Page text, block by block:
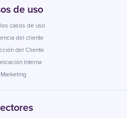
de uso
casos de uso
del cliente
del Cliente
Interna
Marketing